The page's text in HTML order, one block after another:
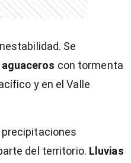
Se
con tormenta
y en el Valle
precipitaciones
del territorio. Lluvias